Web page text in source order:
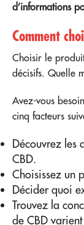
d’informations
Comment
Choisir le
décisifs. Quelle
Avez-vous
cinq facteurs
Découvrez les
CBD.
Choisissez un
Décider quoi
Trouvez la
de CBD